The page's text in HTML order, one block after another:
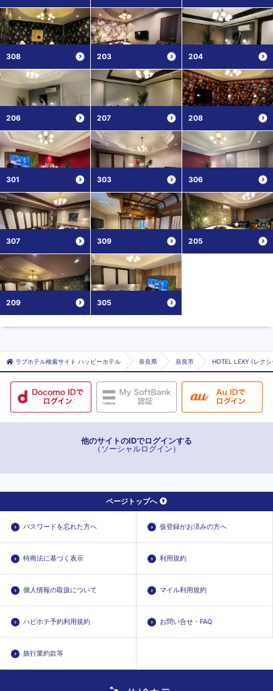
308 203 204
206 207 208
301 303 306
307 309 205
209 305
ラブホテル検索サイト ハッピーホテル 奈良県 奈良市 HOTEL LEXY (レク
他のサイトのIDでログインする
（ソーシャルログイン）
ページトップへ
パスワードを忘れた方へ 仮登録がお済みの方へ
特商法に基づく表示 利用規約
個人情報の取扱について マイル利用規約
ハピホテ予約利用規約 お問い合せ・FAQ
旅行業約款等